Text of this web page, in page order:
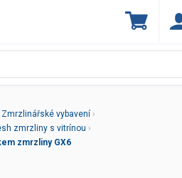
Zmrzlinářské vybavení ›
zmrzliny s vitrínou ›
zmrzliny GX6